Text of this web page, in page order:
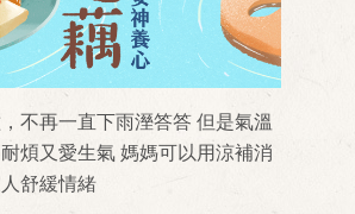
不再一直下雨溼答答 但是氣溫
煩又愛生氣 媽媽可以用涼補消
舒緩情緒